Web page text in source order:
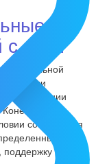
с ДЦП
официальной
если
протяжении
соблюдения
поддержку